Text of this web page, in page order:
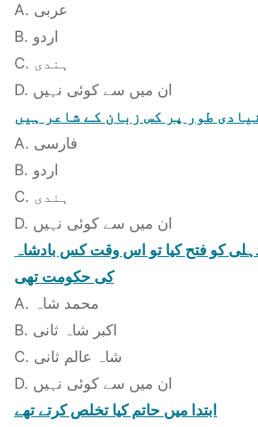
A. عربی
B. اردو
C. ہندی
D. ان میں سے کوئی نہیں
طور پر کس زبان کے شاعر ہیں
A. فارسی
B. اردو
C. ہندی
D. ان میں سے کوئی نہیں
کو فتح کیا تو اس وقت کس بادشاہ
کی حکومت تھی
A. محمد شاہ
B. اکبر شاہ ثانی
C. شاہ عالم ثانی
D. ان میں سے کوئی نہیں
ابتدا میں حاتم کیا تخلص کرتے تھے